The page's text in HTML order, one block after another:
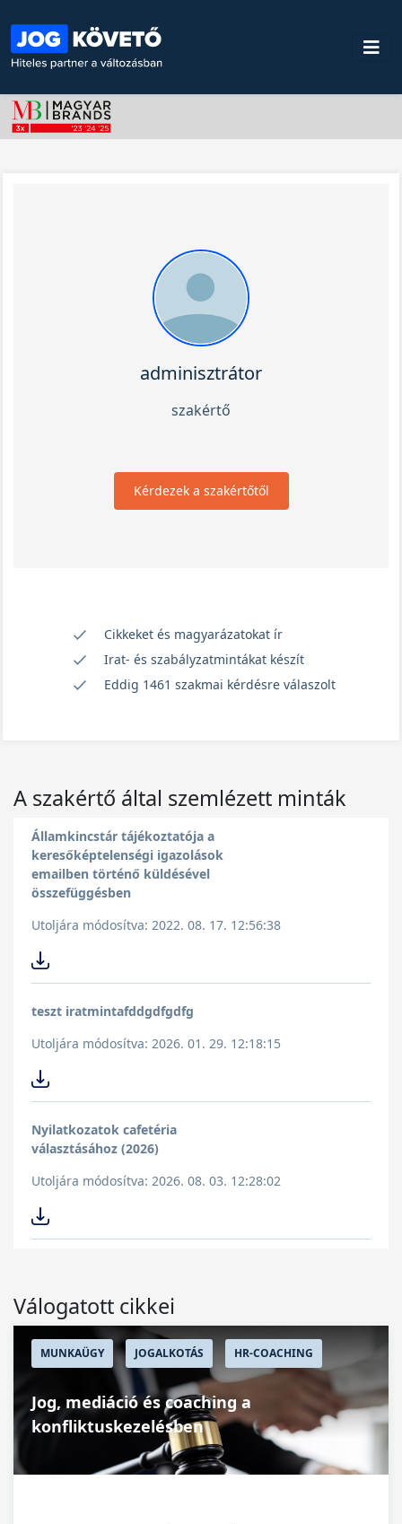
adminisztrátor
szakértő
Kérdezek a szakértőtől
Cikkeket és magyarázatokat ír
Irat- és szabályzatmintákat készít
Eddig 1461 szakmai kérdésre válaszolt
A szakértő által szemlézett minták
Államkincstár tájékoztatója a
keresőképtelenségi igazolások
emailben történő küldésével
összefüggésben
Utoljára módosítva: 2022. 08. 17. 12:56:38
teszt iratmintafddgdfgdfg
Utoljára módosítva: 2026. 01. 29. 12:18:15
Nyilatkozatok cafetéria
választásához (2026)
Utoljára módosítva: 2026. 08. 03. 12:28:02
Válogatott cikkei
MUNKAÜGY JOGALKOTÁS HR-COACHING
Jog, mediáció és coaching a
konfliktuskezelésben